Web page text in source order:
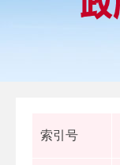
索引号